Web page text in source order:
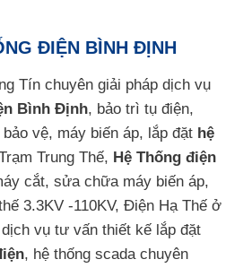
ĐIỆN BÌNH ĐỊNH
Tín chuyên giải pháp dịch vụ
Bình Định, bảo trì tụ điện,
vệ, máy biến áp, lắp đặt hệ
Trung Thế, Hệ Thống điện
cắt, sửa chữa máy biến áp,
3.3KV -110KV, Điện Hạ Thế ở
vụ tư vấn thiết kế lắp đặt
, hệ thống scada chuyên